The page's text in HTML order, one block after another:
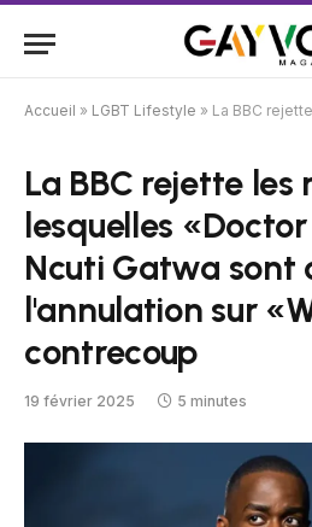
Accueil » LGBT Lifestyle » La BBC rejette les rumeurs selon
La BBC rejette les
lesquelles
Ncuti Gatwa sont
l'annulation sur
contrecoup
19 février 2025 5 minutes